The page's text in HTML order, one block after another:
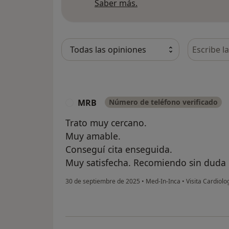
Saber más.
Busca en
MRB Número de teléfono verificado
Trato muy cercano.
Muy amable.
Conseguí cita enseguida.
Muy satisfecha. Recomiendo sin duda
30 de septiembre de 2025 • Med-In-Inca • Visita